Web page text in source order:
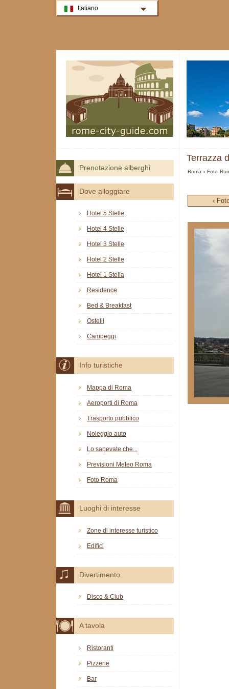
Terrazza
Roma ›Foto
‹
Prenotazione alberghi
Dove alloggiare
Hotel 5 Stelle
Hotel 4 Stelle
Hotel 3 Stelle
Hotel 2 Stelle
Hotel 1 Stella
Residence
Bed & Breakfast
Ostelli
Campeggi
Info turistiche
Mappa di Roma
Aeroporti di Roma
Trasporto pubblico
Noleggio auto
Lo sapevate che...
Previsioni Meteo Roma
Foto Roma
Luoghi di interesse
Zone di interesse turistico
Edifici
Divertimento
Disco & Club
A tavola
Ristoranti
Pizzerie
Bar
Italiano